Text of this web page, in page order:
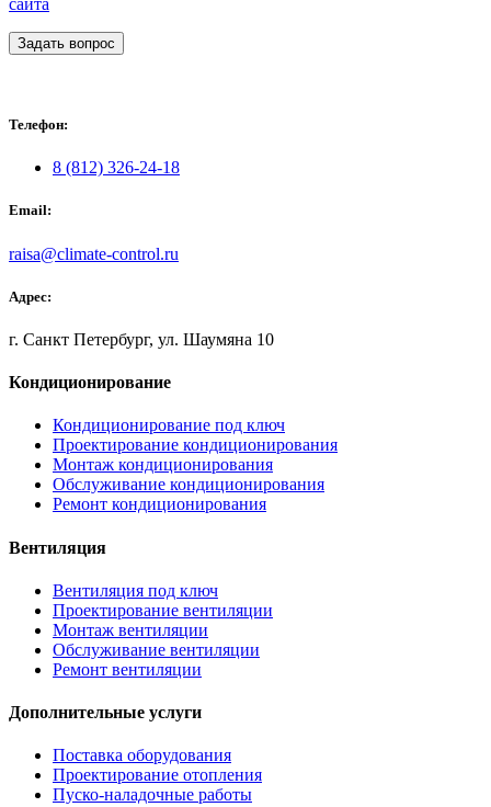
Задать вопрос
Телефон:
8 (812) 326-24-18
Email:
raisa@climate-control.ru
Адрес:
г. Санкт Петербург, ул. Шаумяна 10
Кондиционирование
Кондиционирование под ключ
Проектирование кондиционирования
Монтаж кондиционирования
Обслуживание кондиционирования
Ремонт кондиционирования
Вентиляция
Вентиляция под ключ
Проектирование вентиляции
Монтаж вентиляции
Обслуживание вентиляции
Ремонт вентиляции
Дополнительные услуги
Поставка оборудования
Проектирование отопления
Пуско-наладочные работы